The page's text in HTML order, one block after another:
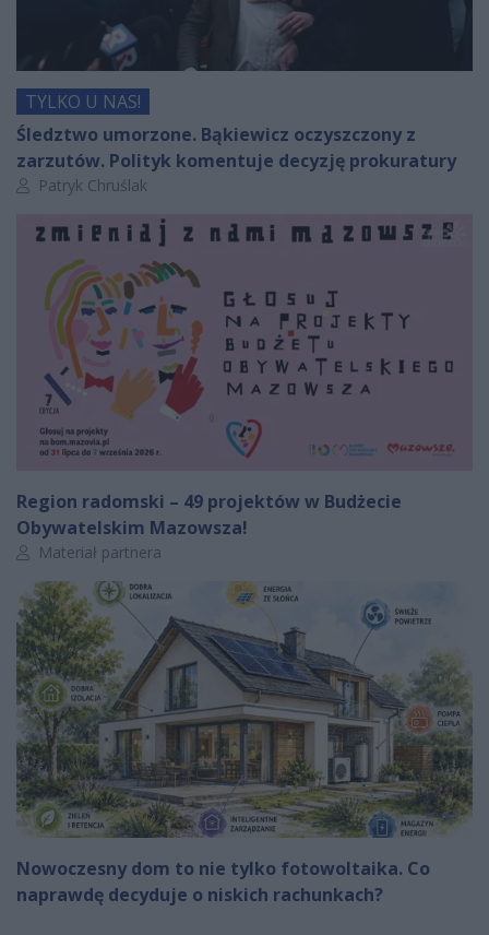
TYLKO U NAS!
Śledztwo umorzone. Bąkiewicz oczyszczony z
zarzutów. Polityk komentuje decyzję prokuratury
Autor artykułu:
Patryk Chruślak
Region radomski – 49 projektów w Budżecie
Obywatelskim Mazowsza!
Autor artykułu:
Materiał partnera
Nowoczesny dom to nie tylko fotowoltaika. Co
naprawdę decyduje o niskich rachunkach?